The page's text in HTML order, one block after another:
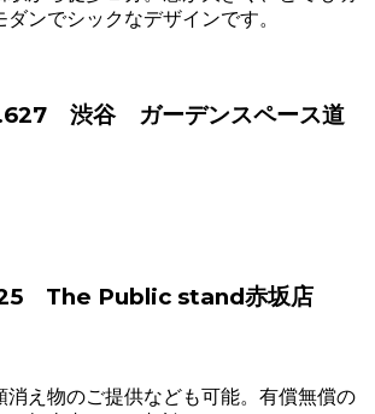
ダンでシックなデザインです。
渋谷 ガーデンスペース道
The Public stand赤坂店
消え物のご提供なども可能。有償無償の